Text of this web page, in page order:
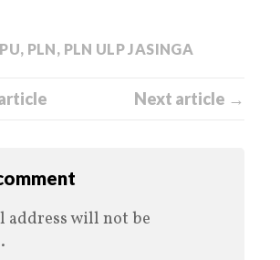
, PLN, PLN ULP JASINGA
Next article →
address will not be